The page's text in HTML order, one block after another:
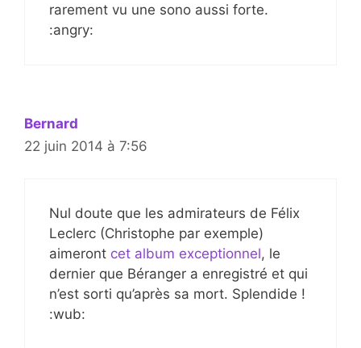
rarement vu une sono aussi forte.
:angry:
Bernard
22 juin 2014 à 7:56
Nul doute que les admirateurs de Félix
Leclerc (Christophe par exemple)
aimeront cet album exceptionnel, le
dernier que Béranger a enregistré et qui
n’est sorti qu’après sa mort. Splendide !
:wub: